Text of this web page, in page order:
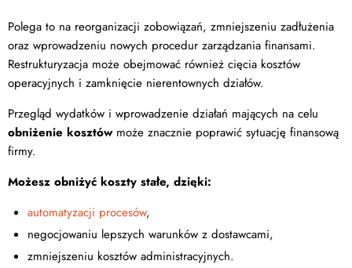
Polega to na reorganizacji zobowiązań, zmniejszeniu zadłużenia
oraz wprowadzeniu nowych procedur zarządzania finansami.
Restrukturyzacja może obejmować również cięcia kosztów
operacyjnych i zamknięcie nierentownych działów.
Przegląd wydatków i wprowadzenie działań mających na celu
obniżenie kosztówmoże znacznie poprawić sytuację finansową
firmy.
Możesz obniżyć koszty stałe, dzięki:
automatyzacji procesów,
negocjowaniu lepszych warunków z dostawcami,
zmniejszeniu kosztów administracyjnych.